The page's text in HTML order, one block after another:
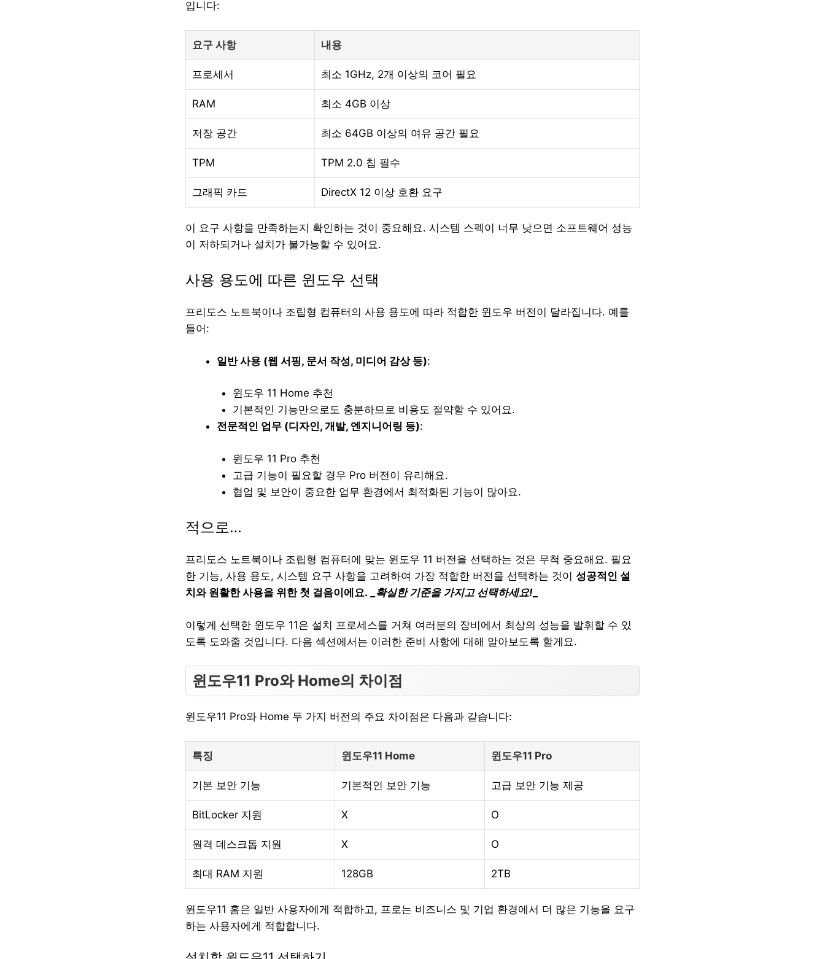
입니다:
요구 사항 내용
프로세서 최소 1GHz, 2개 이상의 코어 필요
RAM 최소 4GB 이상
저장 공간 최소 64GB 이상의 여유 공간 필요
TPM TPM 2.0 칩 필수
그래픽 카드 DirectX 12 이상 호환 요구
이 요구 사항을 만족하는지 확인하는 것이 중요해요. 시스템 스펙이 너무 낮으면 소프트웨어 성능
이 저하되거나 설치가 불가능할 수 있어요.
사용 용도에 따른 윈도우 선택
프리도스 노트북이나 조립형 컴퓨터의 사용 용도에 따라 적합한 윈도우 버전이 달라집니다. 예를
들어:
일반 사용 (웹 서핑, 문서 작성, 미디어 감상 등):
윈도우 11 Home 추천
기본적인 기능만으로도 충분하므로 비용도 절약할 수 있어요.
전문적인 업무 (디자인, 개발, 엔지니어링 등):
윈도우 11 Pro 추천
고급 기능이 필요할 경우 Pro 버전이 유리해요.
협업 및 보안이 중요한 업무 환경에서 최적화된 기능이 많아요.
적으로…
프리도스 노트북이나 조립형 컴퓨터에 맞는 윈도우 11 버전을 선택하는 것은 무척 중요해요. 필요
한 기능, 사용 용도, 시스템 요구 사항을 고려하여 가장 적합한 버전을 선택하는 것이 성공적인 설
치와 원활한 사용을 위한 첫 걸음이에요.
_확실한 기준을 가지고 선택하세요!
이렇게 선택한 윈도우 11은 설치 프로세스를 거쳐 여러분의 장비에서 최상의 성능을 발휘할 수 있
도록 도와줄 것입니다. 다음 섹션에서는 이러한 준비 사항에 대해 알아보도록 할게요.
윈도우11 Pro와 Home의 차이점
윈도우11 Pro와 Home 두 가지 버전의 주요 차이점은 다음과 같습니다:
특징 윈도우11 Home 윈도우11 Pro
기본 보안 기능 기본적인 보안 기능 고급 보안 기능 제공
BitLocker 지원 X O
원격 데스크톱 지원 X O
최대 RAM 지원 128GB 2TB
윈도우11 홈은 일반 사용자에게 적합하고, 프로는 비즈니스 및 기업 환경에서 더 많은 기능을 요구
하는 사용자에게 적합합니다.